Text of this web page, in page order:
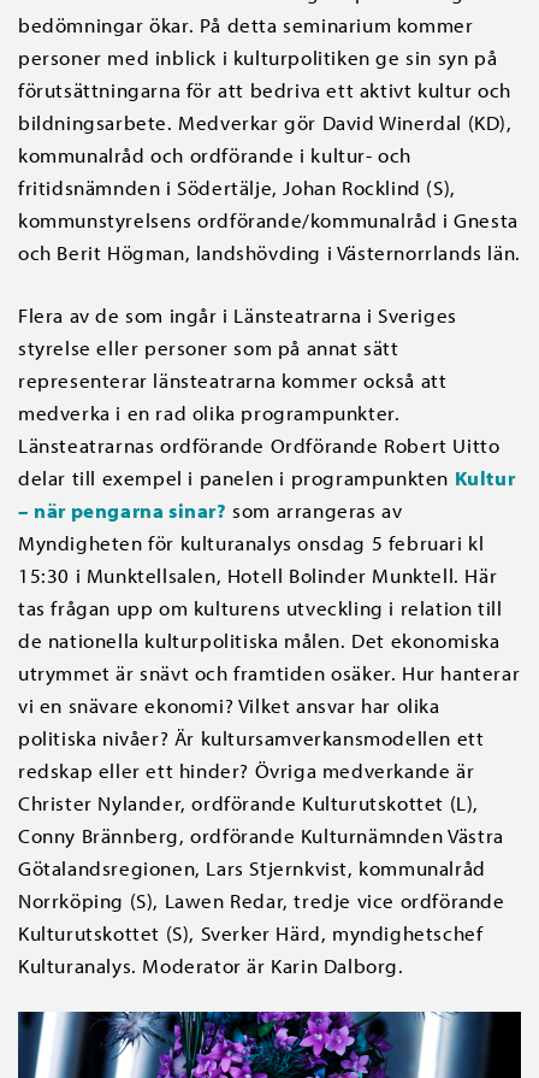
bedömningar ökar. På detta seminarium kommer
personer med inblick i kulturpolitiken ge sin syn på
förutsättningarna för att bedriva ett aktivt kultur och
bildningsarbete. Medverkar gör David Winerdal (KD),
kommunalråd och ordförande i kultur- och
fritidsnämnden i Södertälje, Johan Rocklind (S),
kommunstyrelsens ordförande/kommunalråd i Gnesta
och Berit Högman, landshövding i Västernorrlands län.
Flera av de som ingår i Länsteatrarna i Sveriges
styrelse eller personer som på annat sätt
representerar länsteatrarna kommer också att
medverka i en rad olika programpunkter.
Länsteatrarnas ordförande Ordförande Robert Uitto
delar till exempel i panelen i programpunkten Kultur
– när pengarna sinar? som arrangeras av
Myndigheten för kulturanalys onsdag 5 februari kl
15:30 i Munktellsalen, Hotell Bolinder Munktell. Här
tas frågan upp om kulturens utveckling i relation till
de nationella kulturpolitiska målen. Det ekonomiska
utrymmet är snävt och framtiden osäker. Hur hanterar
vi en snävare ekonomi? Vilket ansvar har olika
politiska nivåer? Är kultursamverkansmodellen ett
redskap eller ett hinder? Övriga medverkande är
Christer Nylander, ordförande Kulturutskottet (L),
Conny Brännberg, ordförande Kulturnämnden Västra
Götalandsregionen, Lars Stjernkvist, kommunalråd
Norrköping (S), Lawen Redar, tredje vice ordförande
Kulturutskottet (S), Sverker Härd, myndighetschef
Kulturanalys. Moderator är Karin Dalborg.